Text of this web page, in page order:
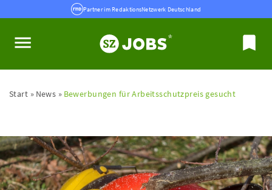
Partner im RedaktionsNetzwerk Deutschland
Start News Bewerbungen für Arbeitsschutzpreis gesucht